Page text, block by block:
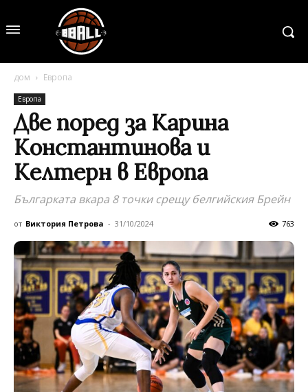
дом Европа
Европа
Две поред за Карина
Константинова и
Келтерн в Европа
Българката вкара 8 точки срещу белгийския Брейн
от Виктория Петрова - 31/10/2024 763